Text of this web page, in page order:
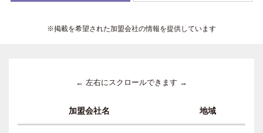
※掲載を希望された加盟会社の情報を提供しています
← 左右にスクロールできます →
加盟会社名 地域